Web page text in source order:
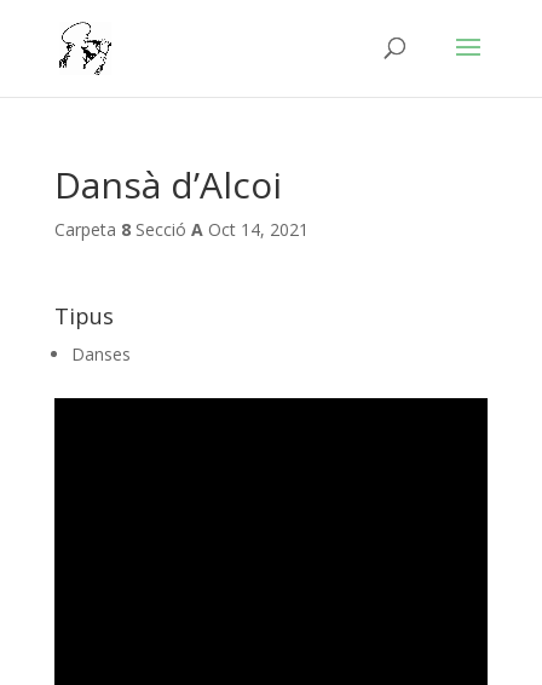
Dansà d’Alcoi
Carpeta 8Secció A Oct 14, 2021
Tipus
Danses